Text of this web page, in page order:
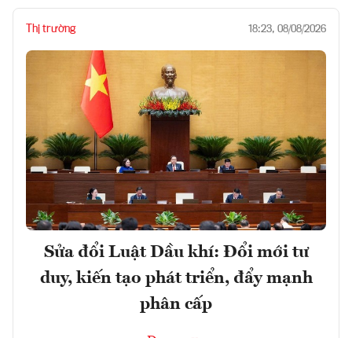
Thị trường 18:23, 08/08/2026
Sửa đổi Luật Dầu khí: Đổi mới tư
duy, kiến tạo phát triển, đẩy mạnh
phân cấp